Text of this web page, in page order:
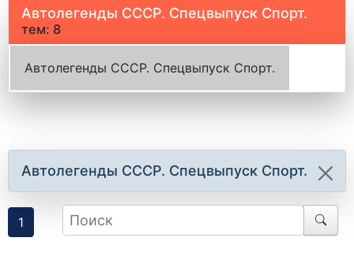
Автолегенды СССР. Спецвыпуск Спорт.
тем: 8
Автолегенды СССР. Спецвыпуск Спорт.
Автолегенды СССР. Спецвыпуск Спорт.
1